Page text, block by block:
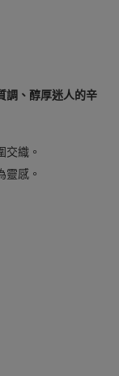
調、醇厚迷人的辛
交織。
靈感。